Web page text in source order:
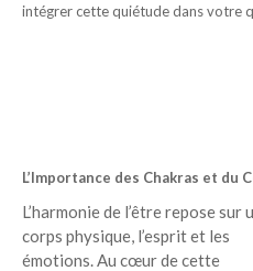
intégrer cette quiétude dans votre
L’Importance des Chakras et du
L’harmonie de l’être repose
corps physique, l’esprit et les
émotions. Au cœur de cette